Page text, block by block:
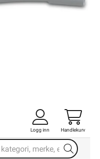
Logg inn Handlekurv